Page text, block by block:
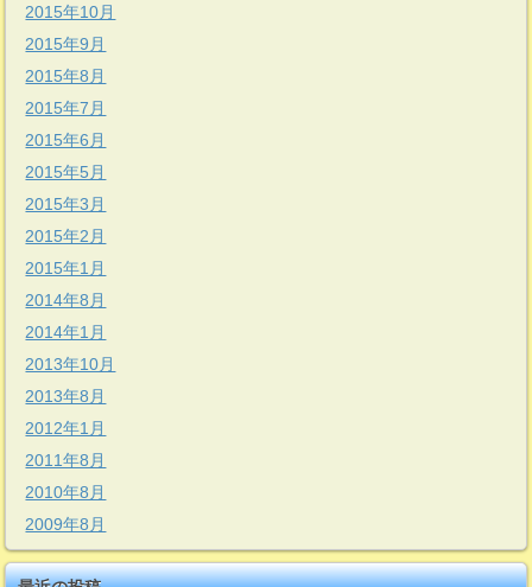
2015年10月
2015年9月
2015年8月
2015年7月
2015年6月
2015年5月
2015年3月
2015年2月
2015年1月
2014年8月
2014年1月
2013年10月
2013年8月
2012年1月
2011年8月
2010年8月
2009年8月